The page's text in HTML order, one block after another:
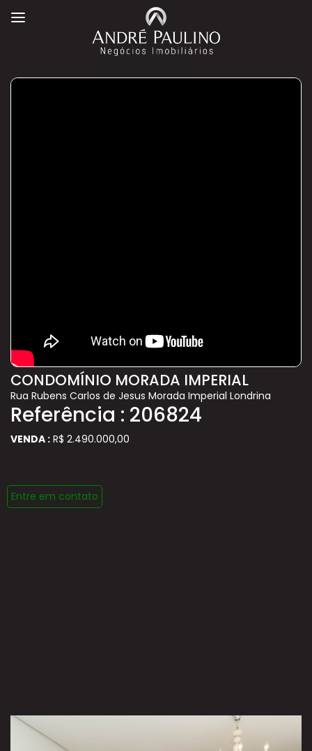
CONDOMÍNIO MORADA IMPERIAL
Rua Rubens Carlos de Jesus Morada Imperial Londrina
Referência : 206824
VENDA : R$ 2.490.000,00
Entre em contato